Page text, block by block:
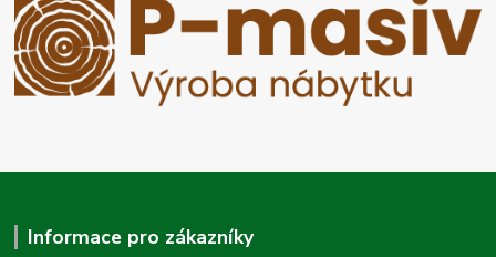
Informace pro zákazníky